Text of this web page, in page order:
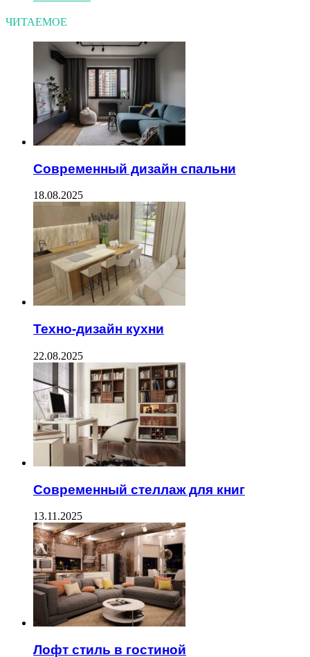
ЧИТАЕМОЕ
Современный дизайн спальни
18.08.2025
Техно-дизайн кухни
22.08.2025
Современный стеллаж для книг
13.11.2025
Лофт стиль в гостиной